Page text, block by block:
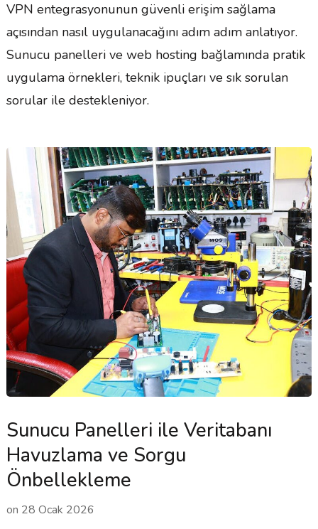
VPN entegrasyonunun güvenli erişim sağlama
açısından nasıl uygulanacağını adım adım anlatıyor.
Sunucu panelleri ve web hosting bağlamında pratik
uygulama örnekleri, teknik ipuçları ve sık sorulan
sorular ile destekleniyor.
Sunucu Panelleri ile Veritabanı
Havuzlama ve Sorgu
Önbellekleme
on 28 Ocak 2026